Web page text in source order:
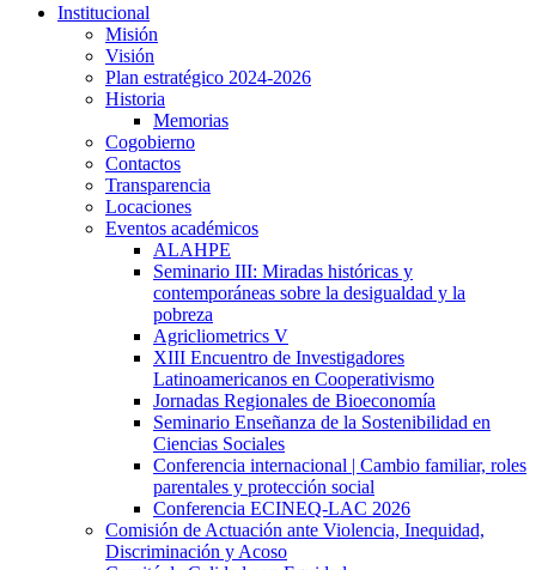
Institucional
Misión
Visión
Plan estratégico 2024-2026
Historia
Memorias
Cogobierno
Contactos
Transparencia
Locaciones
Eventos académicos
ALAHPE
Seminario III: Miradas históricas y
contemporáneas sobre la desigualdad y la
pobreza
Agricliometrics V
XIII Encuentro de Investigadores
Latinoamericanos en Cooperativismo
Jornadas Regionales de Bioeconomía
Seminario Enseñanza de la Sostenibilidad en
Ciencias Sociales
Conferencia internacional | Cambio familiar, roles
parentales y protección social
Conferencia ECINEQ-LAC 2026
Comisión de Actuación ante Violencia, Inequidad,
Discriminación y Acoso